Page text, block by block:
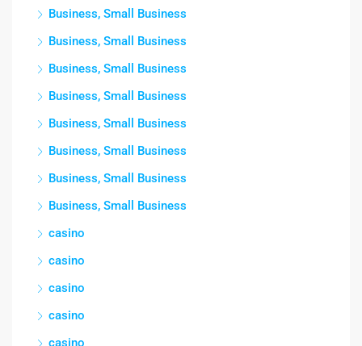
Business, Small Business
Business, Small Business
Business, Small Business
Business, Small Business
Business, Small Business
Business, Small Business
Business, Small Business
Business, Small Business
casino
casino
casino
casino
casino